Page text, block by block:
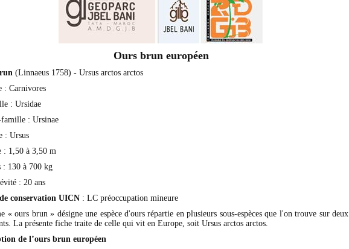
Ours brun européen
(Linnaeus 1758) - Ursus arctos arctos
: Carnivores
: Ursidae
: Ursinae
: Ursus
: 1,50 à 3,50 m
: 130 à 700 kg
: 20 ans
conservation UICN : LC préoccupation mineure
« ours brun » désigne une espèce d'ours répartie en plusieurs sous-espèces que l'on trouve sur deux
La présente fiche traite de celle qui vit en Europe, soit Ursus arctos arctos.
de l’ours brun européen